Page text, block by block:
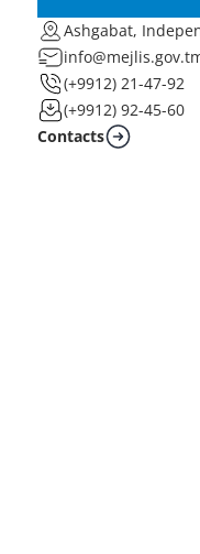
Ashgabat,
(+9912) 21-47-92
(+9912) 92-45-60
Contacts